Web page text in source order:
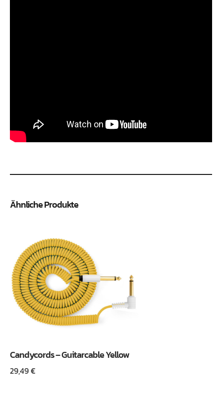
Ähnliche Produkte
Candycords – Guitarcable Yellow
29,49€